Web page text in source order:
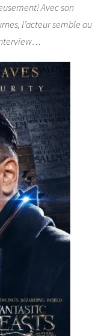
Avec son
l’acteur semble au